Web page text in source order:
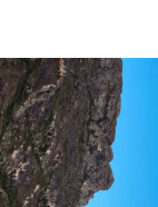
–
pelos
ex-
e